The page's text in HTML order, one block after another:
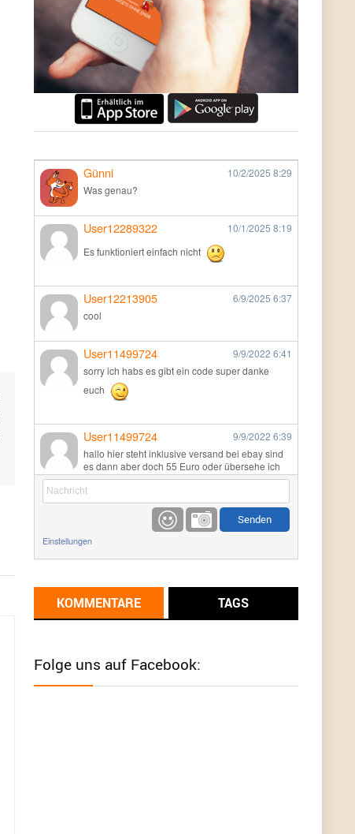
Günni 10/2/2025 8:29
Was genau?
User12289322 10/1/2025 8:19
Es funktioniert einfach nicht
User12213905 6/9/2025 6:37
cool
User11499724 9/9/2022 6:41
sorry ich habs es gibt ein code super danke
euch
User11499724 9/9/2022 6:39
hallo hier steht inklusive versand bei ebay sind
es dann aber doch 55 Euro oder übersehe ich
etwas
9/1/20226:17
Ich glaube du hast den Sinn eines
Schnäppchenblogs noch immer nicht
Günni 9/1/2022
meisten Deals sind Tagespreise!
Einstellungen
KOMMENTARE TAGS
Folge uns auf Facebook: